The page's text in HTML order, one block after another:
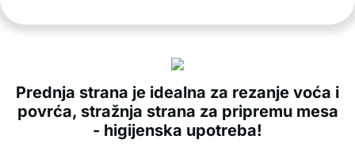
Prednja strana je idealna za rezanje voća i
povrća, stražnja strana za pripremu mesa
- higijenska upotreba!